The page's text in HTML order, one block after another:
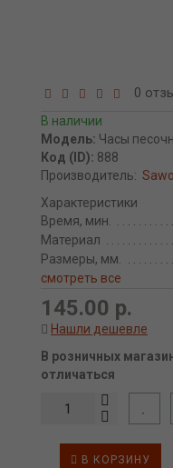
0
В наличии
Модель: Часы
Код (ID): 888
Производитель:
Характеристики
Время, мин.
Материал
Размеры, мм.
смотреть все
145.00 р.
Нашли дешевле
В розничных
отличаться
В КОРЗИНУ